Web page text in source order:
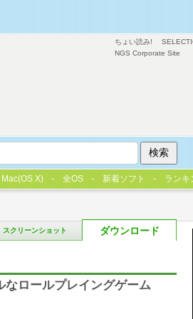
スクリーンショット ダウンロード
なロールプレイングゲーム
ちょい読み!
NGS Corporate Site
Mac(OS X) 全OS 新着ソフト ランキ